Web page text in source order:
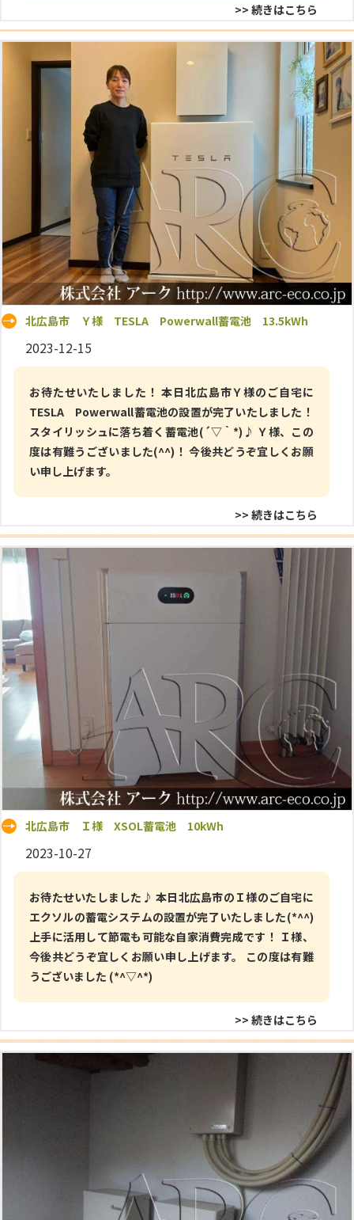
>> 続きはこちら
北広島市 Ｙ様 TESLA Powerwall蓄電池 13.5kWh
2023-12-15
お待たせいたしました！ 本日北広島市Ｙ様のご自宅に
TESLA Powerwall蓄電池の設置が完了いたしました！
スタイリッシュに落ち着く蓄電池(´▽｀*)♪ Ｙ様、この
度は有難うございました(^^)！ 今後共どうぞ宜しくお願
い申し上げます。
>> 続きはこちら
北広島市 Ｉ様 XSOL蓄電池 10kWh
2023-10-27
お待たせいたしました♪ 本日北広島市のＩ様のご自宅に
エクソルの蓄電システムの設置が完了いたしました(*^^)
上手に活用して節電も可能な自家消費完成です！ Ｉ様、
今後共どうぞ宜しくお願い申し上げます。 この度は有難
うございました (*^▽^*)
>> 続きはこちら